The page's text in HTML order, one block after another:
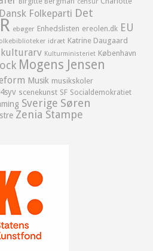
Dansk Folkeparti Det
ebøger Enhedslisten ereolen.dk EU
idræt Katrine Daugaard
kulturarv Kulturministeriet København
Mogens Jensen
Musik musikskoler
scenekunst SF Socialdemokratiet
Sverige Søren
Zenia Stampe